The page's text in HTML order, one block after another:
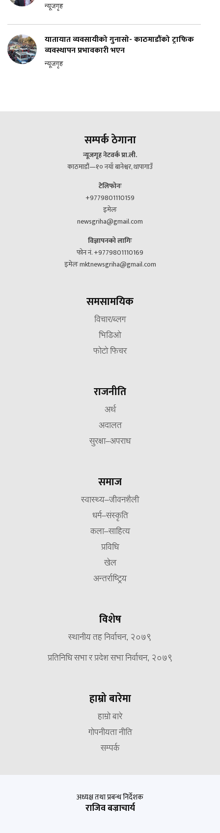
न्यूजगृह
यातायात व्यवसायीको गुनासो- काठमाडौंको ट्राफिक
व्यवस्थापन प्रभावकारी भएन
न्यूजगृह
सम्पर्क ठेगाना
न्यूजगृह नेटवर्क प्रा.ली.
काठमाडौं—१० नयाँ बानेश्वर, थापागाउँ
टेलिफोनः
+9779801110159
इमेलः
newsgriha@gmail.com
विज्ञापनको लागिः
फोन नं. +9779801110169
इमेलः mktnewsgriha@gmail.com
समसामयिक
विचार/ब्लग
भिडिओ
फोटो फिचर
राजनीति
अर्थ
अदालत
सुरक्षा–अपराध
समाज
स्वास्थ्य–जीवनशैली
धर्म–संस्कृति
कला–साहित्य
प्रविधि
खेल
अन्तर्राष्ट्रिय
विशेष
स्थानीय तह निर्वाचन, २०७९
प्रतिनिधि सभा र प्रदेश सभा निर्वाचन, २०७९
हाम्रो बारेमा
हाम्रो बारे
गोपनीयता नीति
सम्पर्क
अध्यक्ष तथा प्रबन्ध निर्देशक
राजिव बज्राचार्य